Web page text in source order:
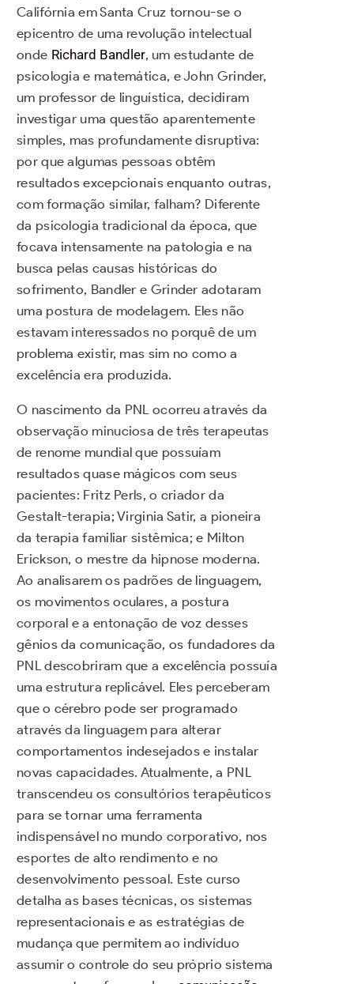
Califórnia em Santa Cruz tornou-se o
epicentro de uma revolução intelectual
onde Richard Bandler, um estudante de
psicologia e matemática, e John Grinder,
um professor de linguística, decidiram
investigar uma questão aparentemente
simples, mas profundamente disruptiva:
por que algumas pessoas obtêm
resultados excepcionais enquanto outras,
com formação similar, falham? Diferente
da psicologia tradicional da época, que
focava intensamente na patologia e na
busca pelas causas históricas do
sofrimento, Bandler e Grinder adotaram
uma postura de modelagem. Eles não
estavam interessados no porquê de um
problema existir, mas sim no como a
excelência era produzida.
O nascimento da PNL ocorreu através da
observação minuciosa de três terapeutas
de renome mundial que possuíam
resultados quase mágicos com seus
pacientes: Fritz Perls, o criador da
Gestalt-terapia; Virginia Satir, a pioneira
da terapia familiar sistêmica; e Milton
Erickson, o mestre da hipnose moderna.
Ao analisarem os padrões de linguagem,
os movimentos oculares, a postura
corporal e a entonação de voz desses
gênios da comunicação, os fundadores da
PNL descobriram que a excelência possuía
uma estrutura replicável. Eles perceberam
que o cérebro pode ser programado
através da linguagem para alterar
comportamentos indesejados e instalar
novas capacidades. Atualmente, a PNL
transcendeu os consultórios terapêuticos
para se tornar uma ferramenta
indispensável no mundo corporativo, nos
esportes de alto rendimento e no
desenvolvimento pessoal. Este curso
detalha as bases técnicas, os sistemas
representacionais e as estratégias de
mudança que permitem ao indivíduo
assumir o controle do seu próprio sistema